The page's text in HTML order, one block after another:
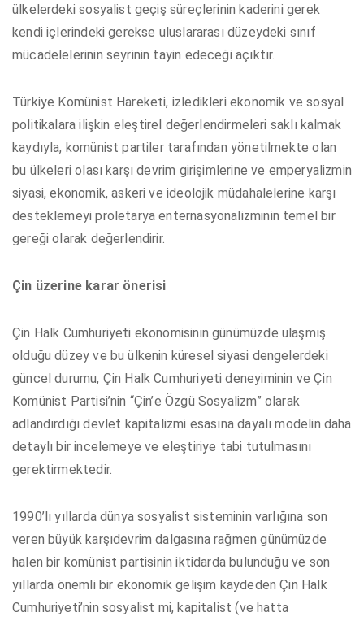
ülkelerdeki sosyalist geçiş süreçlerinin kaderini gerek
kendi içlerindeki gerekse uluslararası düzeydeki sınıf
mücadelelerinin seyrinin tayin edeceği açıktır.
Türkiye Komünist Hareketi, izledikleri ekonomik ve sosyal
politikalara ilişkin eleştirel değerlendirmeleri saklı kalmak
kaydıyla, komünist partiler tarafından yönetilmekte olan
bu ülkeleri olası karşı devrim girişimlerine ve emperyalizmin
siyasi, ekonomik, askeri ve ideolojik müdahalelerine karşı
desteklemeyi proletarya enternasyonalizminin temel bir
gereği olarak değerlendirir.
Çin üzerine karar önerisi
Çin Halk Cumhuriyeti ekonomisinin günümüzde ulaşmış
olduğu düzey ve bu ülkenin küresel siyasi dengelerdeki
güncel durumu, Çin Halk Cumhuriyeti deneyiminin ve Çin
Komünist Partisi’nin “Çin’e Özgü Sosyalizm” olarak
adlandırdığı devlet kapitalizmi esasına dayalı modelin daha
detaylı bir incelemeye ve eleştiriye tabi tutulmasını
gerektirmektedir.
1990’lı yıllarda dünya sosyalist sisteminin varlığına son
veren büyük karşıdevrim dalgasına rağmen günümüzde
halen bir komünist partisinin iktidarda bulunduğu ve son
yıllarda önemli bir ekonomik gelişim kaydeden Çin Halk
Cumhuriyeti’nin sosyalist mi, kapitalist (ve hatta